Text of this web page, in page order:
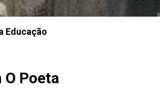
Educação
Poeta